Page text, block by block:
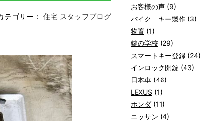
テゴリー： 住宅 スタッフブログ
お客様の声 (9)
バイク キー製作 (3)
物置 (1)
鍵の学校 (29)
スマートキー登録 (24)
インロック開錠 (43)
日本車 (46)
LEXUS (1)
ホンダ (11)
ニッサン (4)